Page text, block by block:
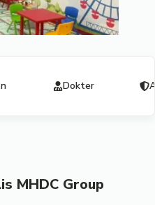
Dokter
MHDC Group